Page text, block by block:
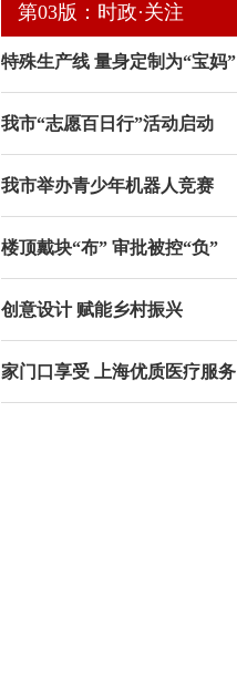
第03版：时政·关注
特殊生产线 量身定制为“宝妈”
我市“志愿百日行”活动启动
我市举办青少年机器人竞赛
楼顶戴块“布” 审批被控“负”
创意设计 赋能乡村振兴
家门口享受 上海优质医疗服务